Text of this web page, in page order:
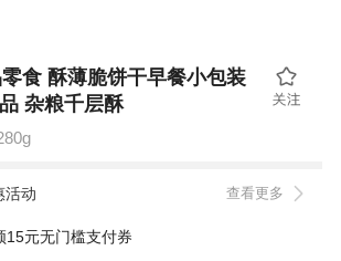
食 酥薄脆饼干早餐小包装
杂粮千层酥
活动 查看更多
15元无门槛支付券